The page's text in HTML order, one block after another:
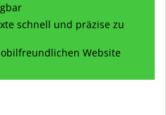
schnell und präzise zu
Website